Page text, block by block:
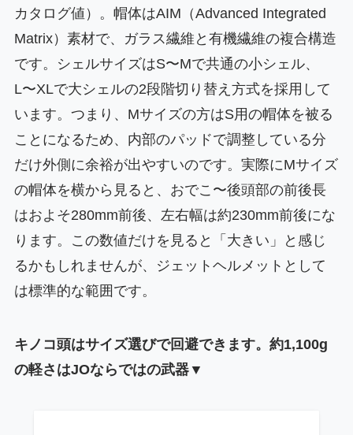
カタログ値）。帽体はAIM（Advanced Integrated
Matrix）素材で、ガラス繊維と有機繊維の複合構造
です。シェルサイズはS〜Mで共通の小シェル、
L〜XLで大シェルの2段階切り替え方式を採用して
います。つまり、Mサイズの方はS用の帽体を被る
ことになるため、内部のパッドで調整している分
だけ外側に余裕が出やすいのです。実際にMサイズ
の帽体を横から見ると、おでこ〜後頭部の前後長
はおよそ280mm前後、左右幅は約230mm前後にな
ります。この数値だけを見ると「大きい」と感じ
るかもしれませんが、ジェットヘルメットとして
は標準的な範囲です。
キノコ頭はサイズ選びで回避できます。約1,100g
の軽さはJOならではの武器▼